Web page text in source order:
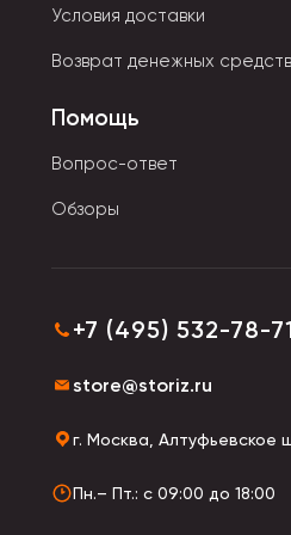
- Цветные накладные пряди
крепятся на волосы с
Условия доставки
Возврат денежных средств
Помощь
Вопрос-ответ
Обзоры
+7 (495) 532-78-
store@storiz.ru
г. Москва, Алтуфьевское
Пн.– Пт.: с 09:00 до 18:00